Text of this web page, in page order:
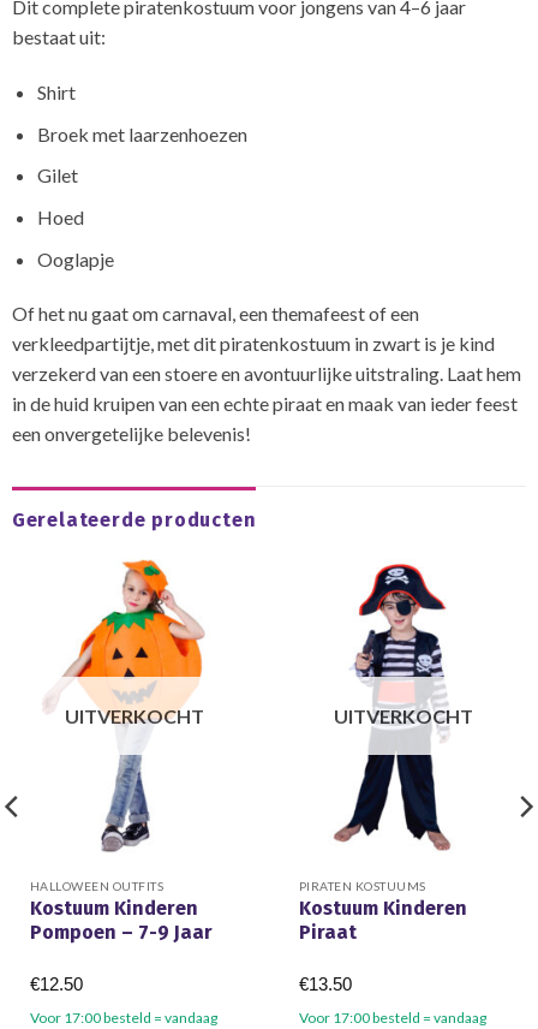
Dit complete piratenkostuum voor jongens van 4–6 jaar
bestaat uit:
Shirt
Broek met laarzenhoezen
Gilet
Hoed
Ooglapje
Of het nu gaat om carnaval, een themafeest of een
verkleedpartijtje, met dit piratenkostuum in zwart is je kind
verzekerd van een stoere en avontuurlijke uitstraling. Laat hem
in de huid kruipen van een echte piraat en maak van ieder feest
een onvergetelijke belevenis!
Gerelateerde producten
UITVERKOCHT
HALLOWEEN OUTFITS
Kostuum Kinderen
Pompoen – 7-9 Jaar
Voor 17:00 besteld = vandaag
€12.50
UITVERKOCHT
PIRATEN KOSTUUMS
Kostuum Kinderen
Piraat
Voor 17:00 besteld = vandaag
€13.50